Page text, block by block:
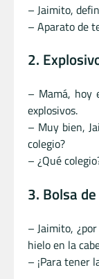
– Jaimito,
– Aparato de
2.
– Mamá, hoy
explosivos.
– Muy bien,
colegio?
– ¿Qué
3. Bolsa
– Jaimito,
hielo en la
– ¡Para tener